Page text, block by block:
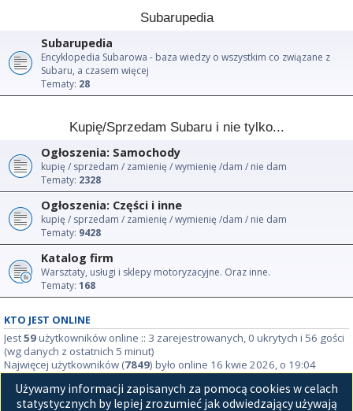
Subarupedia
Subarupedia
Encyklopedia Subarowa - baza wiedzy o wszystkim co związane z
Subaru, a czasem więcej
Tematy: 28
Kupię/Sprzedam Subaru i nie tylko...
Ogłoszenia: Samochody
kupię / sprzedam / zamienię / wymienię /dam / nie dam
Tematy: 2328
Ogłoszenia: Części i inne
kupię / sprzedam / zamienię / wymienię /dam / nie dam
Tematy: 9428
Katalog firm
Warsztaty, usługi i sklepy motoryzacyjne. Oraz inne.
Tematy: 168
KTO JEST ONLINE
Jest59użytkowników online :: 3 zarejestrowanych, 0 ukrytych i 56 gości
(wg danych z ostatnich 5 minut)
Najwięcej użytkowników (7849) było online 16 kwie 2026, o 19:04
STATYSTYKI
Używamy informacji zapisanych za pomocą cookies w celach
statystycznych by lepiej zrozumieć jak odwiedzający używają